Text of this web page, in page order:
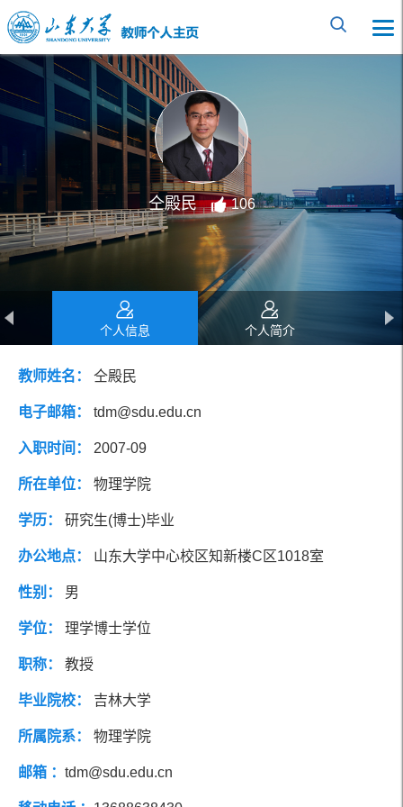
仝殿民 106
个人信息 个人简介
教育经历
社会兼职
团队成员
教师姓名： 仝殿民
电子邮箱： tdm@sdu.edu.cn
入职时间： 2007-09
所在单位： 物理学院
学历： 研究生(博士)毕业
办公地点： 山东大学中心校区知新楼C区1018室
性别： 男
学位： 理学博士学位
职称： 教授
毕业院校： 吉林大学
所属院系： 物理学院
邮箱 ： tdm@sdu.edu.cn